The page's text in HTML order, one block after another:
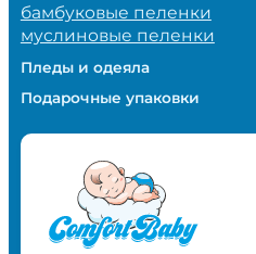
бамбуковые пеленки
муслиновые пеленки
Пледы и одеяла
Подарочные упаковки